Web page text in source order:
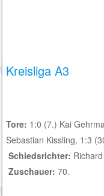
Kreisliga A3
Tore: 1:0 (7.) Kai
Sebastian Kissling, 1:3
Schiedsrichter:
Zuschauer:70.